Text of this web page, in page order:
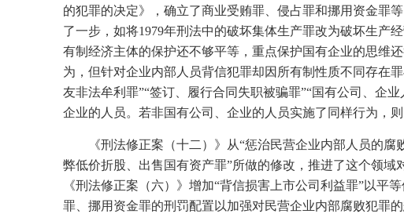
的犯罪的决定》，确立了商业受贿罪、侵占罪和挪用资金罪
了一步，如将1979年刑法中的破坏集体生产罪改为破坏生产
有制经济主体的保护还不够平等，重点保护国有企业的思维
为，但针对企业内部人员背信犯罪却因所有制性质不同存在
友非法牟利罪”“签订、履行合同失职被骗罪”“国有公司、企
企业的人员。若非国有公司、企业的人员实施了同样行为，
《刑法修正案（十二）》从“惩治民营企业内部人员的
弊低价折股、出售国有资产罪”所做的修改，推进了这个领
《刑法修正案（六）》增加“背信损害上市公司利益罪”以平
罪、挪用资金罪的刑罚配置以加强对民营企业内部腐败犯罪